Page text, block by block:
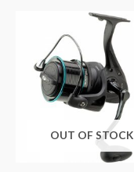
OUT OF STOCK